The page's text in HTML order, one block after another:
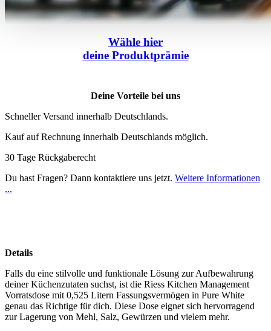
Wähle hier
deine Produktprämie
Deine Vorteile bei uns
Schneller Versand innerhalb Deutschlands.
Kauf auf Rechnung innerhalb Deutschlands möglich.
30 Tage Rückgaberecht
Du hast Fragen? Dann kontaktiere uns jetzt. Weitere Informationen
...
Details
Falls du eine stilvolle und funktionale Lösung zur Aufbewahrung
deiner Küchenzutaten suchst, ist die Riess Kitchen Management
Vorratsdose mit 0,525 Litern Fassungsvermögen in Pure White
genau das Richtige für dich. Diese Dose eignet sich hervorragend
zur Lagerung von Mehl, Salz, Gewürzen und vielem mehr.